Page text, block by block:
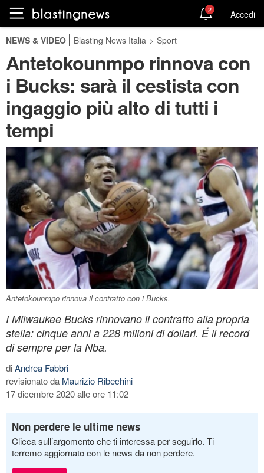
2 Accedi
NEWS & VIDEO Blasting News Italia > Sport
Antetokounmpo rinnova con
i Bucks: sarà il cestista con
ingaggio più alto di tutti i
tempi
Antetokounmpo rinnova il contratto con i Bucks.
I Milwaukee Bucks rinnovano il contratto alla propria
stella: cinque anni a 228 milioni di dollari. É il record
di sempre per la Nba.
diAndrea Fabbri
revisionato da Maurizio Ribechini
17 dicembre 2020 alle ore 11:02
Non perdere le ultime news
Clicca sull’argomento che ti interessa per seguirlo. Ti
terremo aggiornato con le news da non perdere.